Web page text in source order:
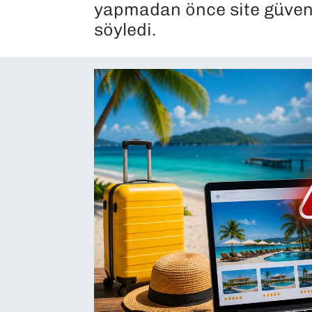
yapmadan önce site
söyledi.
TEKNOLOJİ
YEREL YÖNETİMLER